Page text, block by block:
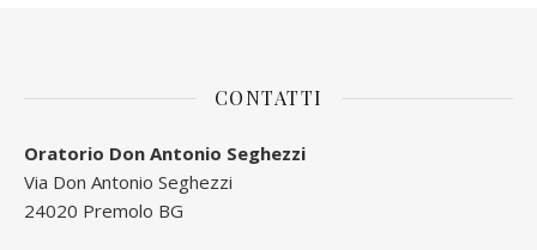
CONTATTI
Oratorio Don Antonio Seghezzi
Via Don Antonio Seghezzi
24020 Premolo BG